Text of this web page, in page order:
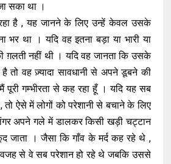
सका था ।
है , यह जानने के लिए उन्हें केवल उसके
भर था । यदि वह इतना बड़ा या भारी या
ग़लती नहीं थी । यदि वह जानता कि उसके
तो वह ज़्यादा सावधानी से अपने डूबने की
गम्भीरता से कह रहा हूँ । यदि यह सब
ऐसे में लोगों को परेशानी से बचाने के लिए
अपने गले में डालकर किसी खड़ी चट्टान
जाता । जैसा कि गाँव के मर्द कह रहे थे ,
से वे सब परेशान हो रहे थे जबकि उससे